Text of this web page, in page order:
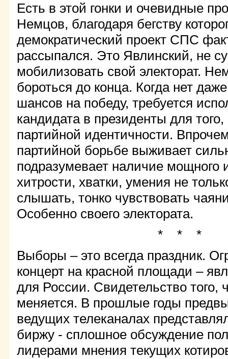
Есть в этой гонки и очевидные
Немцов, благодаря бегству
демократический проект СПС
рассыпался. Это Явлинский, не
мобилизовать свой электорат.
бороться до конца. Когда нет
шансов на победу, требуется
кандидата в президенты для
партийной идентичности.
партийной борьбе выживает
подразумевает наличие мощного
хитрости, хватки, умения не
слышать, тонко чувствовать
Особенно своего электората.
* * *
Выборы – это всегда праздник.
концерт на красной площади –
для России. Свидетельство того,
меняется. В прошлые годы
ведущих телеканалах
биржу - сплошное обсуждение
лидерами мнения текущих